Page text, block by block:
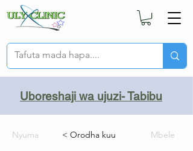
Uboreshaji wa ujuzi- Tabibu
Nyuma < Orodha kuu Mbele